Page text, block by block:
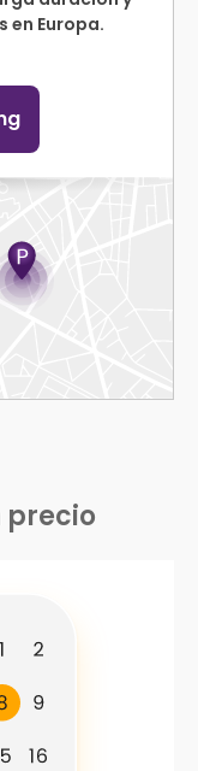
en Europa.
precio